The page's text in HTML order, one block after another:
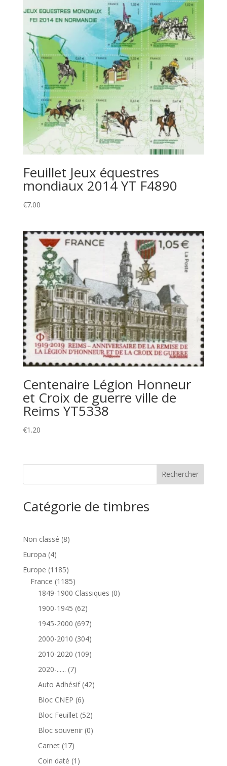
Feuillet Jeux équestres
mondiaux 2014 YT F4890
€7.00
Centenaire Légion Honneur
et Croix de guerre ville de
Reims YT5338
€1.20
Catégorie de timbres
Non classé 88
Europa 44
produits
Europe 11851185
produits
France 11851185
produits
1849-1900 Classiques 00
1900-1945 6262
produits
1945-2000 697697
produits
2000-2010 304304
produits
2010-2020 109109
2020-...... 77
produits
Auto Adhésif 4242
Bloc CNEP 66
produits
Bloc Feuillet 5252
produits
Bloc souvenir 00
Carnet 1717
produits
Coin daté 1 1